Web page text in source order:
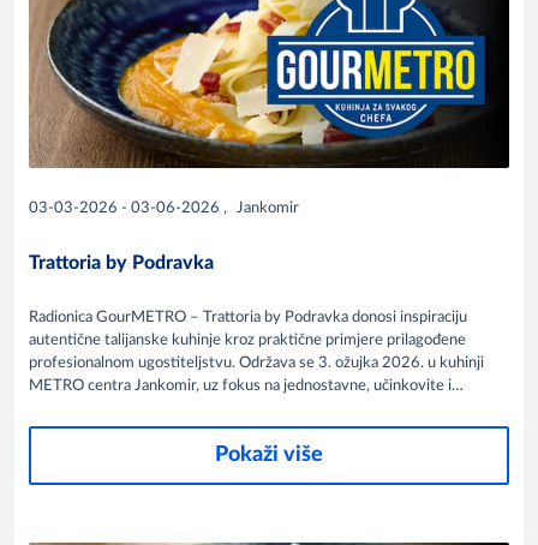
03-03-2026 - 03-06-2026 , Jankomir
Trattoria by Podravka
Radionica GourMETRO – Trattoria by Podravka donosi inspiraciju
autentične talijanske kuhinje kroz praktične primjere prilagođene
profesionalnom ugostiteljstvu. Održava se 3. ožujka 2026. u kuhinji
METRO centra Jankomir, uz fokus na jednostavne, učinkovite i
Pokaži više